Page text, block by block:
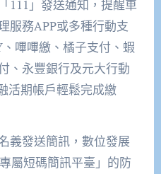
111」發送通知，提醒車
服務APP或多種行動支
嗶嗶繳、橘子支付、蝦
、永豐銀行及元大行動
活期帳戶輕鬆完成繳
義發送簡訊，數位發展
屬短碼簡訊平臺」的防